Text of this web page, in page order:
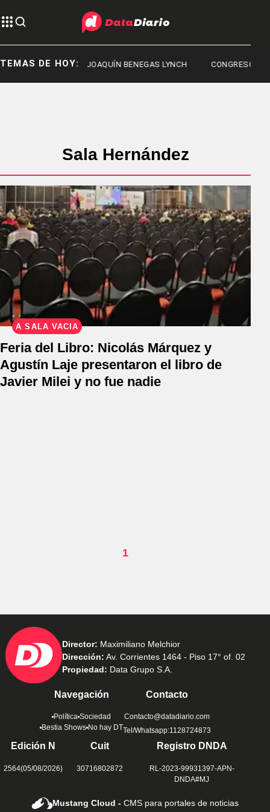
TEMAS DE HOY: JOAQUÍN BENEGAS LYNCH CONGRESO
Sala Hernández
A SALA VACÍA
Feria del Libro: Nicolás Márquez y
Agustín Laje presentaron el libro de
Javier Milei y no fue nadie
1
Director: Maximiliano Melchior
Dirección: Av. Corrientes 1464 - Piso 17° of. 02
Propiedad: Data Grupo S.A.
Navegación
Política Sociedad
Bestia Shows No hay DT
Contacto
Contacto@datadiario.com
Tel/Whatsapp:1128724873
Edición N
2564(05/08/2026)
Cuit
30716802872
Registro DNDA
RL-2023-99931397-APN-
DNDA#MJ
Mustang Cloud -CMS para portales de noticias